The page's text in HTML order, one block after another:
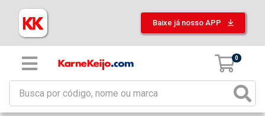
Baixe já nosso APP
0